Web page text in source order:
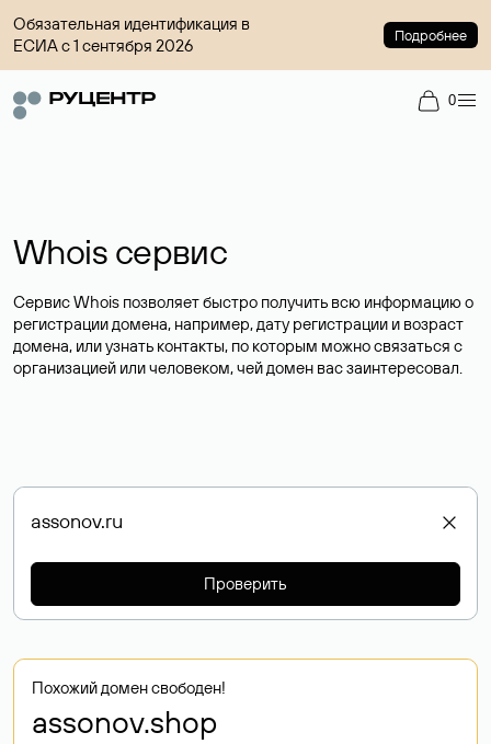
Обязательная идентификация в
ЕСИА с 1 сентября 2026
Подробнее
0
Whois сервис
Сервис Whois позволяет быстро получить всю информацию о
регистрации домена, например, дату регистрации и возраст
домена, или узнать контакты, по которым можно связаться с
организацией или человеком, чей домен вас заинтересовал.
Проверить
Похожий домен свободен!
assonov.shop